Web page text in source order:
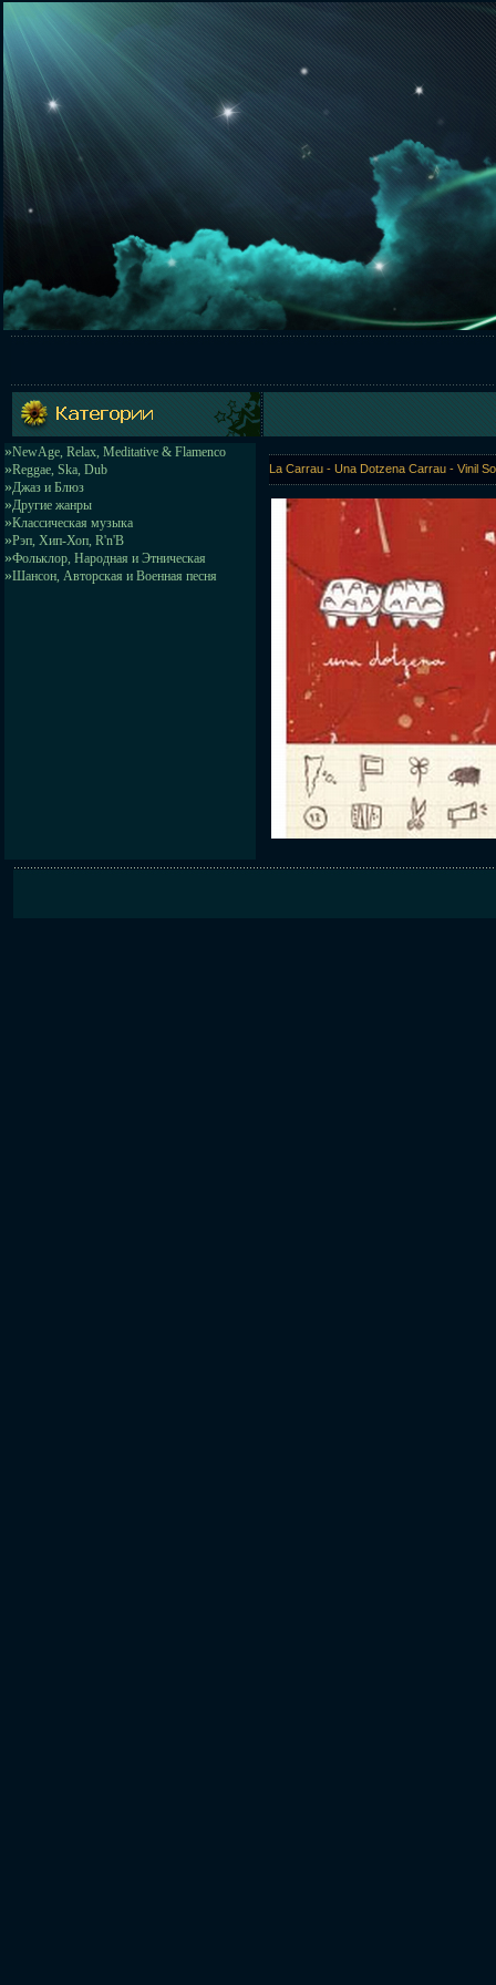
»NewAge, Relax, Meditative & Flamenco
»Reggae, Ska, Dub
»Джаз и Блюз
»Другие жанры
»Классическая музыка
»Рэп, Хип-Хоп, R'n'B
»Фольклор, Народная и Этническая
»Шансон, Авторская и Военная песня
La Carrau - Una Dotzena Carrau - Vinil